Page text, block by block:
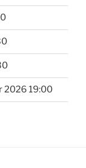
2026 19:00